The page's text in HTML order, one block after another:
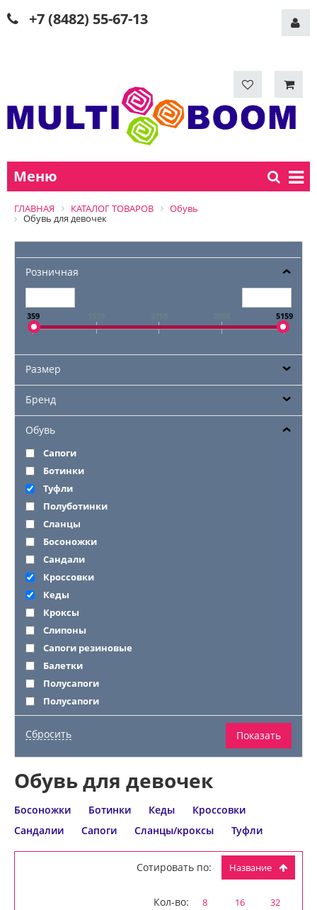
+7 (8482) 55-67-13
Меню
ГЛАВНАЯ КАТАЛОГ ТОВАРОВ
Обувь
Обувь для девочек
Розничная
359 5159
Размер
Бренд
Обувь
Сапоги
Ботинки
Туфли
Полуботинки
Сланцы
Босоножки
Сандали
Кроссовки
Кеды
Кроксы
Слипоны
Сапоги резиновые
Балетки
Полусапоги
Полусапоги
Обувь для девочек
Босоножки Ботинки Кеды
Кроссовки
Сандалии
Сапоги Сланцы/кроксы Туфли
Сотировать по: Название
Кол-во: 8 16 32